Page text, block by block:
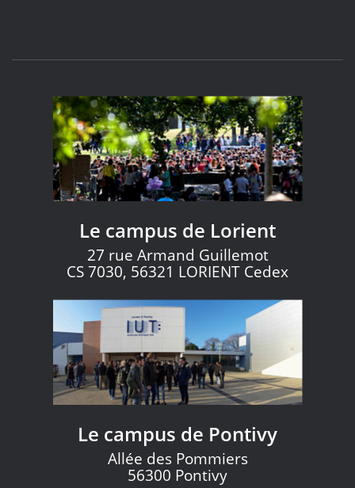
Le campus de Lorient
27 rue Armand Guillemot
CS 7030, 56321 LORIENT Cedex
Le campus de Pontivy
Allée des Pommiers
56300 Pontivy